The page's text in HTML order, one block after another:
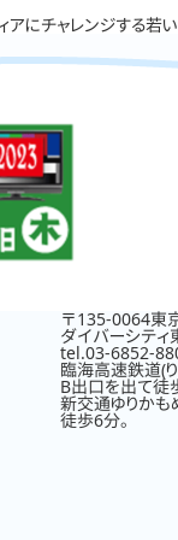
にチャレンジする若
〒135-0064東
ダイバーシティ
tel.03-6852-
臨海高速鉄道(
B出口を出て徒
新交通ゆりかも
徒歩6分。